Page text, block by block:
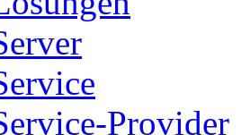
Provider